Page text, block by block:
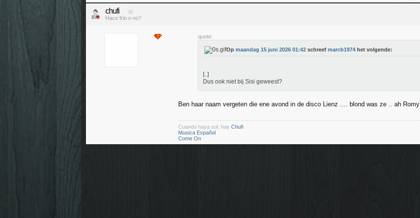
chufi
Hace frio o no?
quote:
Op maandag 15 juni 2026 01:42 schreef marcb1974 het volgende:
[..]
Dus ook niet bij Sisi geweest?
Ben haar naam vergeten die ene avond in de disco Lienz .... blond was ze .. ah Romy
Cuando haya sol, hay Chufi
Musica Español
Come On